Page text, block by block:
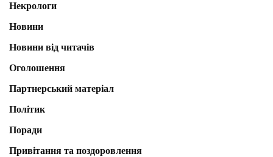
Некрологи
Новини
Новини від читачів
Оголошення
Партнерський матеріал
Політик
Поради
Привітання та поздоровлення